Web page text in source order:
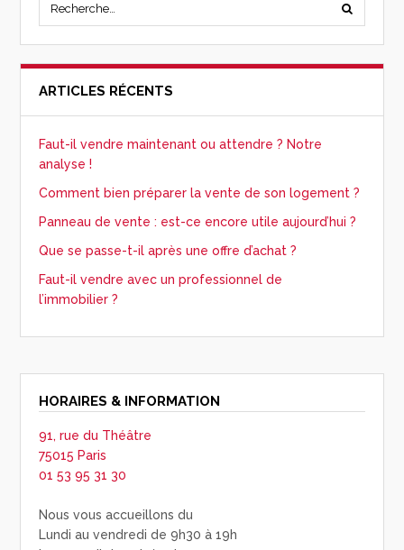
ARTICLES RÉCENTS
Faut-il vendre maintenant ou attendre ? Notre
analyse !
Comment bien préparer la vente de son logement ?
Panneau de vente : est-ce encore utile aujourd’hui ?
Que se passe-t-il après une offre d’achat ?
Faut-il vendre avec un professionnel de
l’immobilier ?
HORAIRES & INFORMATION
91, rue du Théâtre
75015 Paris
01 53 95 31 30
Nous vous accueillons du
Lundi au vendredi de 9h30 à 19h